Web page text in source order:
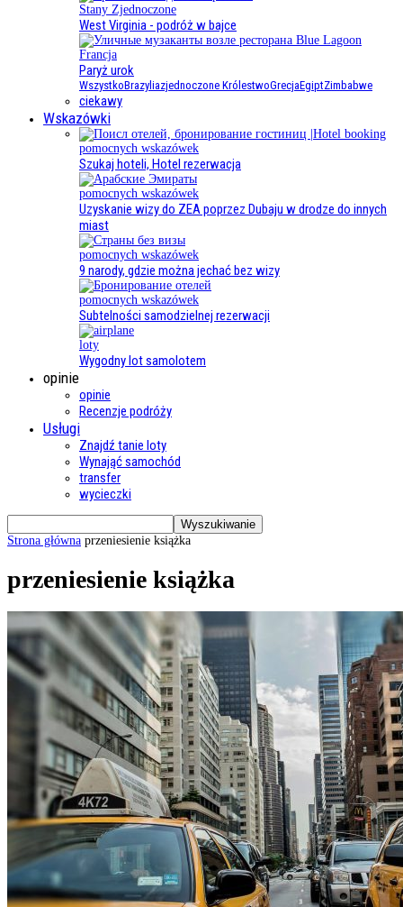
Stany Zjednoczone
West Virginia - podróż w bajce
Francja
Paryż urok
WszystkoBrazyliazjednoczone KrólestwoGrecjaEgiptZimbabwe
ciekawy
Wskazówki
pomocnych wskazówek
Szukaj hoteli, Hotel rezerwacja
pomocnych wskazówek
Uzyskanie wizy do ZEA poprzez Dubaju w drodze do innych
miast
pomocnych wskazówek
9 narody, gdzie można jechać bez wizy
pomocnych wskazówek
Subtelności samodzielnej rezerwacji
loty
Wygodny lot samolotem
opinie
opinie
Recenzje podróży
Usługi
Znajdź tanie loty
Wynająć samochód
transfer
wycieczki
Strona główna przeniesienie książka
przeniesienie książka